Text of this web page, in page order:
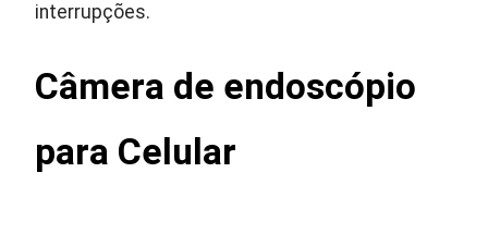
interrupções.
Câmera de endoscópio
para Celular